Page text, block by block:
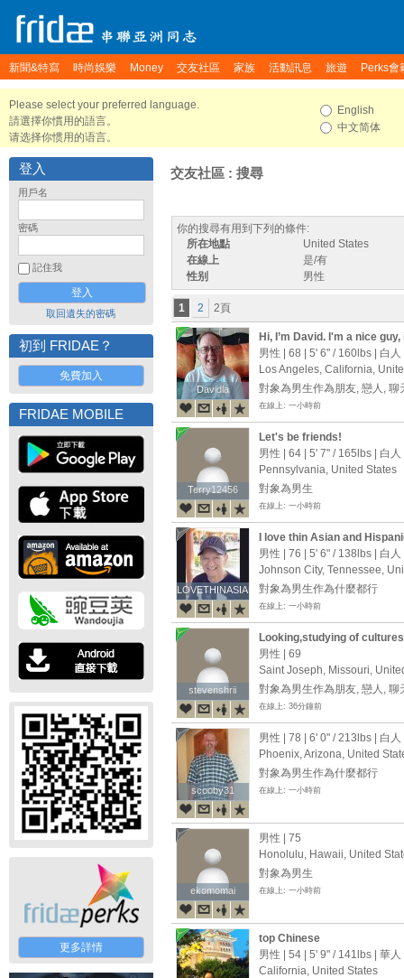
新聞&特寫 時尚娛樂 Money 交友社區 家族 活動訊息 旅遊 Perks會
Please select your preferred language.
請選擇你慣用的語言。
请选择你惯用的语言。
English
中文简体
登入
用戶名
密碼
記住我
取回遺失的密碼
初到 FRIDAE？
免費加入
FRIDAE MOBILE
更多詳情
交友社區 : 搜尋
你的搜尋有用到下列的條件:
所在地點
United States
在線上
是/有
性别
男性
1 2 2頁
Davidla
Davidla
Hi, I’m David. I'm a nice
friends, and more
男性 | 68 | 5' 6" / 160lbs | 白人
Los Angeles, California,
對象為男生作為朋友, 戀人, 聊
在線上: 一小時前
Terry12456
Terry12456
Let's be friends!
男性 | 64 | 5' 7" / 165lbs | 白人
Pennsylvania, United States
對象為男生
在線上: 一小時前
LOVETHINASIANS
LOVETHINASIANS
I love thin Asian and
sex. I visit Asian countries
男性 | 76 | 5' 6" / 138lbs | 白人
Johnson City, Tennessee,
對象為男生作為什麼都行
在線上: 一小時前
stevenshrii
stevenshrii
Looking,studying of
programming
男性 | 69
Saint Joseph, Missouri,
對象為男生作為朋友, 戀人, 聊
在線上: 36分鐘前
scooby31
scooby31
男性 | 78 | 6' 0" /213lbs | 白人
Phoenix, Arizona, United
對象為男生作為什麼都行
在線上: 一小時前
ekomomai
ekomomai
男性 | 75
Honolulu, Hawaii, United
對象為男生
在線上: 一小時前
top Chinese
男性 | 54 | 5' 9" / 141lbs | 華人
California, United States